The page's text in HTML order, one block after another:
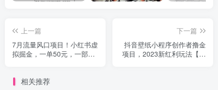
上一篇
7月流量风口项目！小红书虚
拟掘金，一单50元，一部手
下一篇
抖音壁纸小程序创作者撸金
项目，2023新红利玩法【项
相关推荐